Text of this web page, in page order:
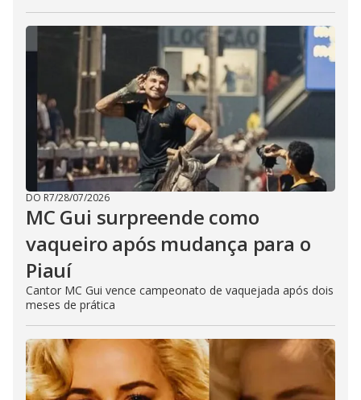
DO R7/28/07/2026
MC Gui surpreende como
vaqueiro após mudança para o
Piauí
Cantor MC Gui vence campeonato de vaquejada após dois
meses de prática